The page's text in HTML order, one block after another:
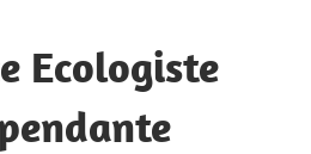
Ecologiste